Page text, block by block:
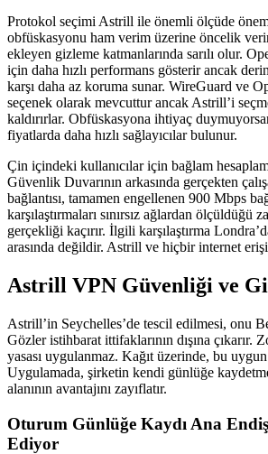
Protokol seçimi Astrill ile önemli ölçüde
obfüskasyonu ham verim üzerine öncelik
ekleyen gizleme katmanlarında sarılı olur.
için daha hızlı performans gösterir ancak
karşı daha az koruma sunar. WireGuard ve
seçenek olarak mevcuttur ancak Astrill’i
kaldırırlar. Obfüskasyona ihtiyaç
fiyatlarda daha hızlı sağlayıcılar bulunur.
Çin içindeki kullanıcılar için bağlam
Güvenlik Duvarının arkasında gerçekten
bağlantısı, tamamen engellenen 900 Mbps
karşılaştırmaları sınırsız ağlardan ölçüldüğü
gerçekliği kaçırır. İlgili karşılaştırma
arasında değildir. Astrill ve hiçbir internet
Astrill VPN Güvenliği ve
Astrill’in Seychelles’de tescil edilmesi, onu
Gözler istihbarat ittifaklarının dışına çıkarır.
yasası uygulanmaz. Kağıt üzerinde, bu
Uygulamada, şirketin kendi günlüğe kaydetme
alanının avantajını zayıflatır.
Oturum Günlüğe Kaydı Ana
Ediyor